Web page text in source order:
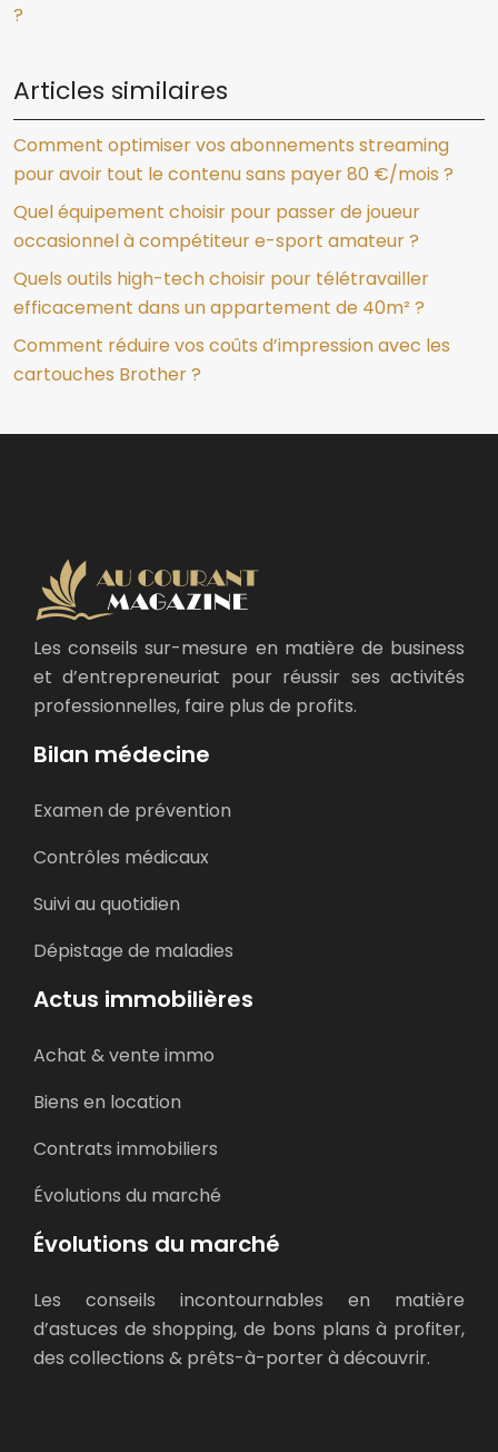
?
Articles similaires
Comment optimiser vos abonnements streaming
pour avoir tout le contenu sans payer 80 €/mois ?
Quel équipement choisir pour passer de joueur
occasionnel à compétiteur e-sport amateur ?
Quels outils high-tech choisir pour télétravailler
efficacement dans un appartement de 40m² ?
Comment réduire vos coûts d’impression avec les
cartouches Brother ?
Les conseils sur-mesure en matière de business
et d’entrepreneuriat pour réussir ses activités
professionnelles, faire plus de profits.
Bilan médecine
Examen de prévention
Contrôles médicaux
Suivi au quotidien
Dépistage de maladies
Actus immobilières
Achat & vente immo
Biens en location
Contrats immobiliers
Évolutions du marché
Évolutions du marché
Les conseils incontournables en matière
d’astuces de shopping, de bons plans à profiter,
des collections & prêts-à-porter à découvrir.